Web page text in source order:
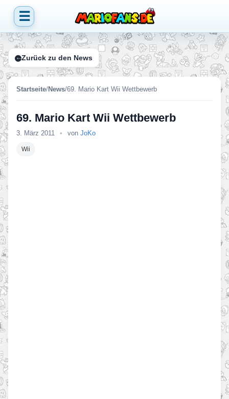
☰
Zurück zu den News
Startseite/News/69. Mario Kart Wii Wettbewerb
69. Mario Kart Wii Wettbewerb
3. März 2011 • von JoKo
Wii